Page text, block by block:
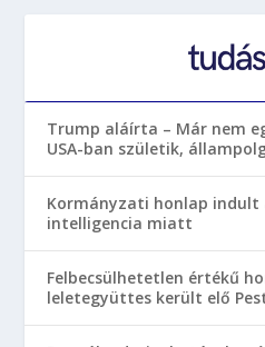
Trump aláírta – Már nem
USA-ban születik,
Kormányzati honlap indult
intelligencia miatt
Felbecsülhetetlen értékű
leletegyüttes került elő